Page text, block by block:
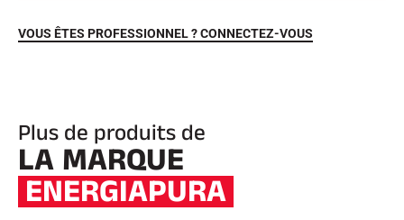
EQUITATION
VOUS ÊTES PROFESSIONNEL ? CONNECTEZ-VOUS
Plus de produits de
LA MARQUE
ENERGIAPURA